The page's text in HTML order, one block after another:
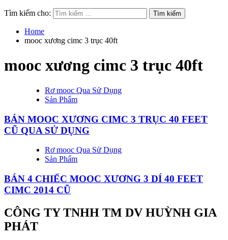
Tìm kiếm cho:
Home
mooc xương cimc 3 trục 40ft
mooc xương cimc 3 trục 40ft
Rơ mooc Qua Sử Dụng
Sản Phẩm
BÁN MOOC XƯƠNG CIMC 3 TRỤC 40 FEET
CŨ QUA SỬ DỤNG
Rơ mooc Qua Sử Dụng
Sản Phẩm
BÁN 4 CHIẾC MOOC XƯƠNG 3 DÍ 40 FEET
CIMC 2014 CŨ
CÔNG TY TNHH TM DV HUỲNH GIA
PHÁT